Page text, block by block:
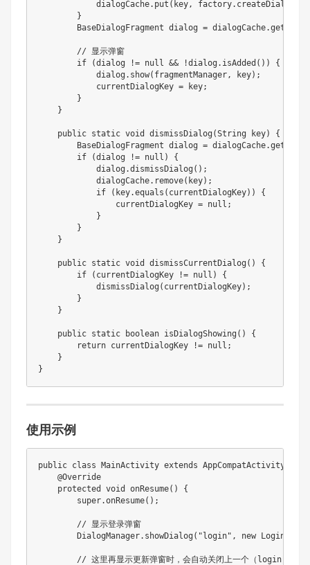
            dialogCache
. put ( key , factory. createDialog
}
BaseDialogFragment dialog = dialogCache.get
// 显示弹窗
if
(dialog != null && !dialog . isAdded ( ) )
{
            dialog
. show( fragmentManager , key) ;
            currentDialogKey
= key;
}
}
public static void dismissDialog (String key)
{
BaseDialogFragment dialog = dialogCache.get
if
(dialog != null )
{
            dialog
.dismissDialog ( ) ;
            dialogCache
. remove( key) ;
if
( key.equals ( currentDialogKey) )
{
                currentDialogKey
= null ;
}
}
}
public static void dismissCurrentDialog ( )
{
if
( currentDialogKey != null )
{
dismissDialog ( currentDialogKey) ;
}
}
public static boolean isDialogShowing ( )
{
return currentDialogKey != null ;
}
}
使用示例
public class MainActivity extends AppCompatActivity
@Override
protected
void onResume( )
{
super.onResume( ) ;
// 显示登录弹窗
DialogManager. showDialog ( "login" , new
// 这里再显示更新弹窗时，会自动关闭上一个（login）